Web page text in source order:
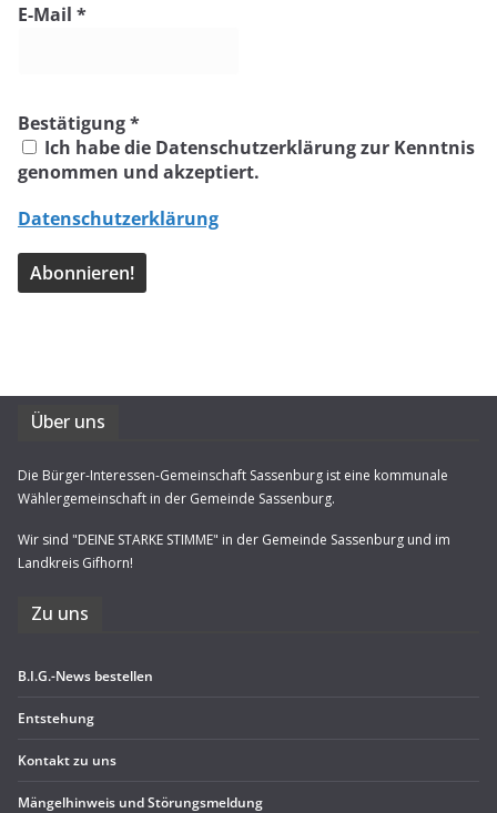
E-Mail *
Bestätigung*
Ich habe die Datenschutzerklärung zur Kenntnis
genommen und akzeptiert.
Datenschutzerklärung
Über uns
Die Bürger-Interessen-Gemeinschaft Sassenburg ist eine kommunale
Wählergemeinschaft in der Gemeinde Sassenburg.
Wir sind "DEINE STARKE STIMME" in der Gemeinde Sassenburg und im
Landkreis Gifhorn!
Zu uns
B.I.G.-News bestel­len
Ent­ste­hung
Kon­takt zu uns
Män­gel­hin­weis und Störungsmeldung